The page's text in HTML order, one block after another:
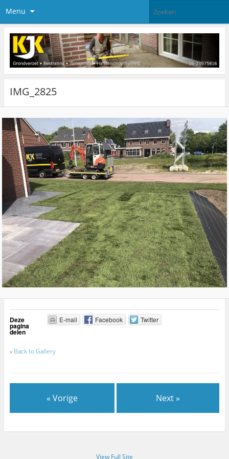
Menu
IMG_2825
Deze
pagina
delen
E-mail Facebook Twitter
« Back to Gallery
« Vorige Next »
View Full Site